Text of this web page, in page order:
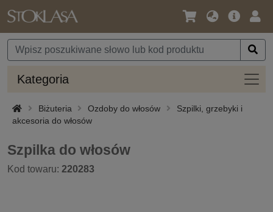
Język
Waluta
Oferta
Kategoria
Biżuteria Ozdoby do włosów
Szpilki, grzebyki i
akcesoria do włosów
Szpilka do włosów
Kod towaru: 220283